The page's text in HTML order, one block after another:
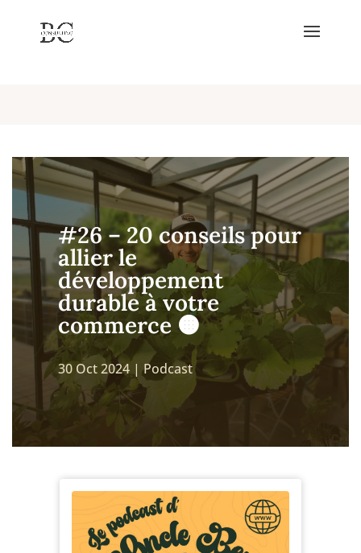
#26 – 20 conseils pour
allier le
développement
durable à votre
commerce 🟠
30 Oct 2024 |Podcast